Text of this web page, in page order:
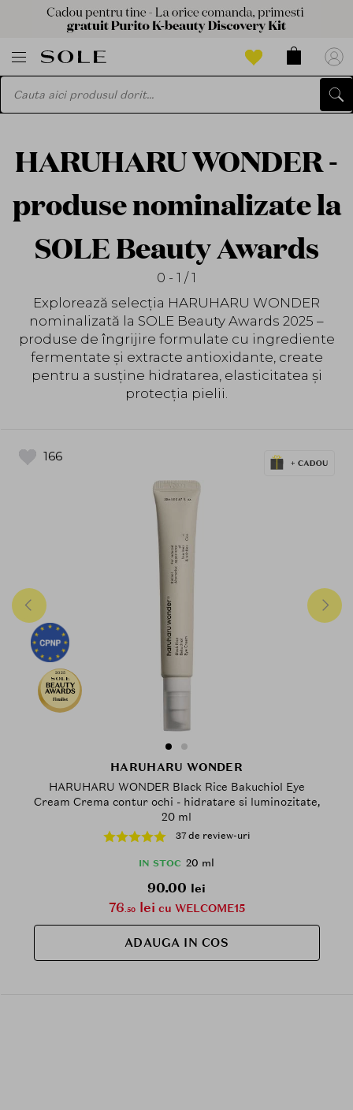
HARUHARU WONDER -
produse nominalizate la
SOLE Beauty Awards
0 - 1 / 1
Explorează selecția HARUHARU WONDER
nominalizată la SOLE Beauty Awards 2025 –
produse de îngrijire formulate cu ingrediente
fermentate și extracte antioxidante, create
pentru a susține hidratarea, elasticitatea și
protecția pielii.
166
2025
Finalist
HARUHARU WONDER
HARUHARU WONDER Black Rice Bakuchiol Eye
Cream Crema contur ochi - hidratare si luminozitate,
20 ml
37 de review-uri
IN STOC 20 ml
90.00 lei
76.50lei cu WELCOME15
ADAUGA IN COS